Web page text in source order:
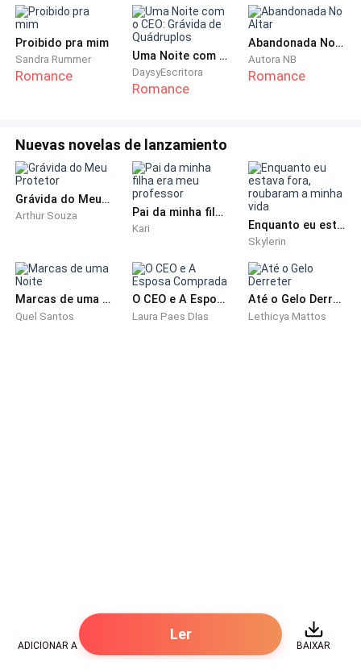
— Eu não preciso querida. — ela seca as mãos no
avental. — Guarde.
— E meio. — ela sorri. — Desde que você chegou, a
casa ficou mais alegre. Eu fiquei mais alegre.
— Eu sei. Você é a melhor pessoa desse mundo todo.
— Eu ainda não sei como você ainda está aqui. Você é
implicar comigo e dizer que eu não deveria ser a mais
disputada.
Proibido pra mim
Sandra Rummer
Romance
​Uma Noite com o CEO: Grávida de Quádruplos
DaysyEscritora
Romance
Abandonada No Altar
Autora NB
Romance
Nuevas novelas de lanzamiento
Grávida do Meu Protetor
Arthur Souza Pai da minha filha era meu professor
Kari Enquanto eu estava fora, roubaram a minha vida
Skylerin
Marcas de uma Noite
Quel Santos
O CEO e A Esposa Comprada
Laura Paes DIas
Até o Gelo Derreter
Lethicya Mattos
ADICIONAR A
Ler
BAIXAR